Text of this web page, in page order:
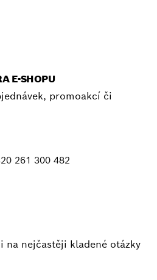
E-SHOPU
promoakcí či
261 300 482
na nejčastěji kladené otázky